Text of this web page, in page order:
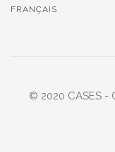
FRANÇAIS
© 2020 CASES